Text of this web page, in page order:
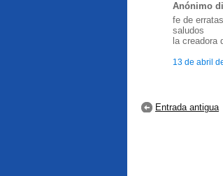
Anónimo
fe de
saludos
la creadora
13 de abril
Entrada antigua